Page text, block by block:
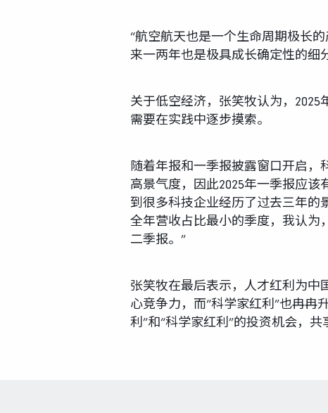
“航空航天也是一个生命周期极长
来一两年也是极具成长确定性的细
关于低空经济，张笑牧认为，
需要在实践中逐步摸索。
随着年报和一季报披露窗口开启，
高景气度，因此2025年一季报应
到很多科技企业经历了过去三年的
全年营收占比最小的季度，我认为
二季报。”
张笑牧在最后表示，人才红利为中
心竞争力，而“科学家红利”也冉冉
利”和“科学家红利”的投资机会，共